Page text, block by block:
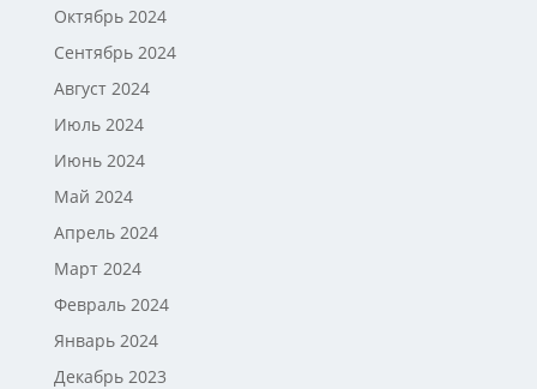
Октябрь 2024
Сентябрь 2024
Август 2024
Июль 2024
Июнь 2024
Май 2024
Апрель 2024
Март 2024
Февраль 2024
Январь 2024
Декабрь 2023